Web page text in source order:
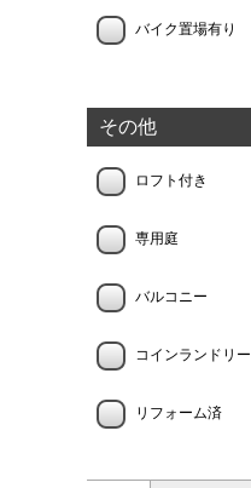
バイク置場有り
その他
ロフト付き
専用庭
バルコニー
コインランドリー
リフォーム済